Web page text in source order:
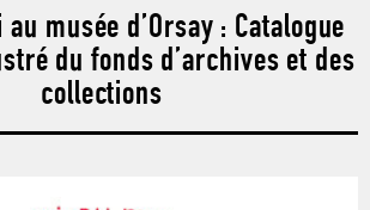
musée d’Orsay : Catalogue
du fonds d’archives et des
collections